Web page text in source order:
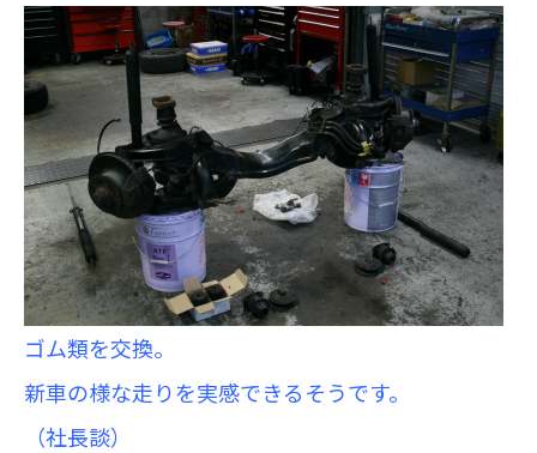
ゴム類を交換。
新車の様な走りを実感できるそうです。
（社長談）